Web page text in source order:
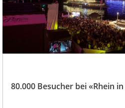
80.000 Besucher bei «Rhein